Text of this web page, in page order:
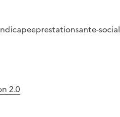
prestationsante-social
2.0